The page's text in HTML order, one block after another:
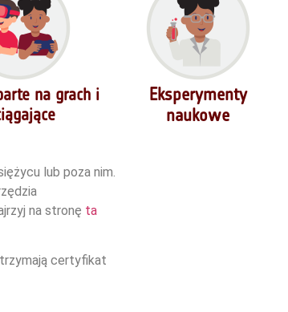
na grach i
Eksperymenty
naukowe
lub poza nim.
na stronę ta
certyfikat